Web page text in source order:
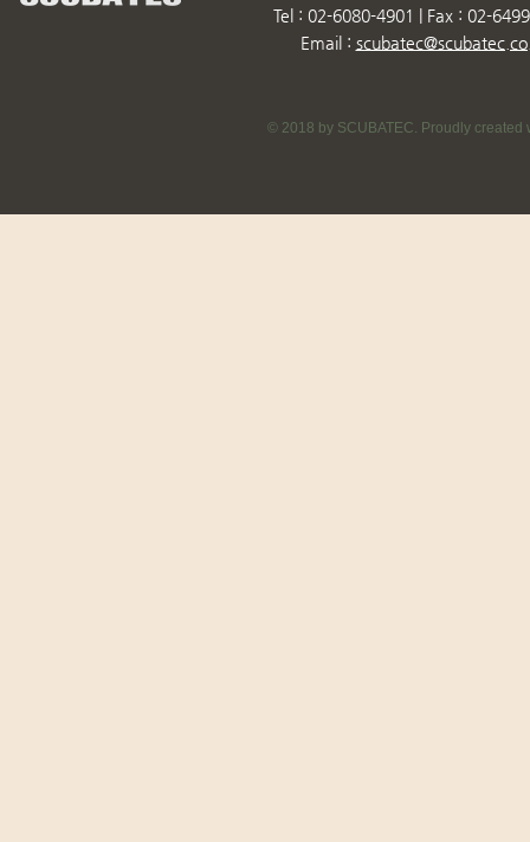
Tel : 02-6080-4901 | Fax : 02-
Email :
© 2018 by SCUBATEC. Proudly created